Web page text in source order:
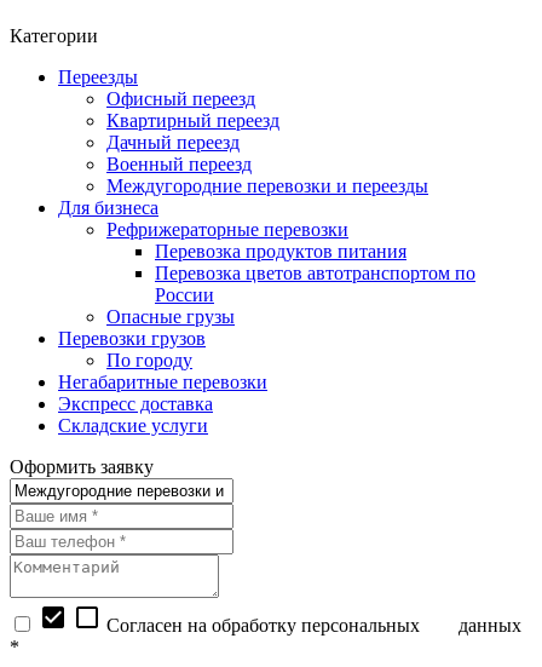
Категории
Переезды
Офисный переезд
Квартирный переезд
Дачный переезд
Военный переезд
Междугородние перевозки и переезды
Для бизнеса
Рефрижераторные перевозки
Перевозка продуктов питания
Перевозка цветов автотранспортом по
России
Опасные грузы
Перевозки грузов
По городу
Негабаритные перевозки
Экспресс доставка
Складские услуги
Оформить заявку
check_box check_box_outline_blank Согласен на обработку персональных
данных
*